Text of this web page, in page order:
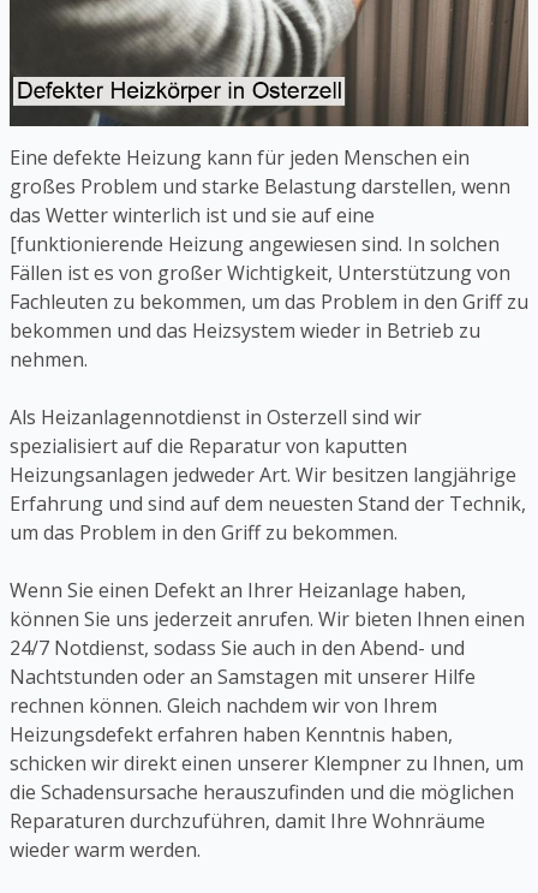
Eine defekte Heizung kann für jeden Menschen ein
großes Problem und starke Belastung darstellen, wenn
das Wetter winterlich ist und sie auf eine
[funktionierende Heizung angewiesen sind. In solchen
Fällen ist es von großer Wichtigkeit, Unterstützung von
Fachleuten zu bekommen, um das Problem in den Griff zu
bekommen und das Heizsystem wieder in Betrieb zu
nehmen.
Als Heizanlagennotdienst in Osterzell sind wir
spezialisiert auf die Reparatur von kaputten
Heizungsanlagen jedweder Art. Wir besitzen langjährige
Erfahrung und sind auf dem neuesten Stand der Technik,
um das Problem in den Griff zu bekommen.
Wenn Sie einen Defekt an Ihrer Heizanlage haben,
können Sie uns jederzeit anrufen. Wir bieten Ihnen einen
24/7 Notdienst, sodass Sie auch in den Abend- und
Nachtstunden oder an Samstagen mit unserer Hilfe
rechnen können. Gleich nachdem wir von Ihrem
Heizungsdefekt erfahren haben Kenntnis haben,
schicken wir direkt einen unserer Klempner zu Ihnen, um
die Schadensursache herauszufinden und die möglichen
Reparaturen durchzuführen, damit Ihre Wohnräume
wieder warm werden.